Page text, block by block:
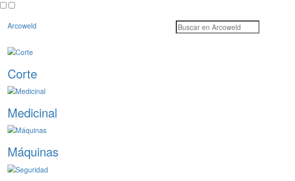
Skip
content
Arcoweld
Corte
Medicinal
Máquinas